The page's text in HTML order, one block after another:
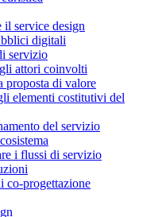
il service design
digitali
servizio
attori coinvolti
proposta di valore
elementi costitutivi del
del servizio
i flussi di servizio
co-progettazione